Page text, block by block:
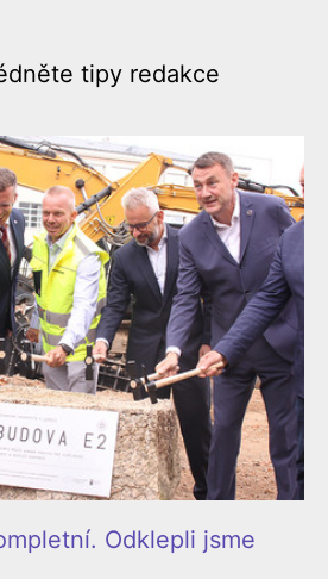
tipy redakce
Odklepli jsme